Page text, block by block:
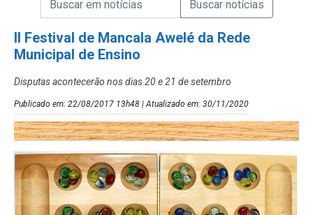
II Festival de Mancala Awelé da Rede
Municipal de Ensino
Disputas acontecerão nos dias 20 e 21 de setembro
Publicado em: 22/08/2017 13h48 | Atualizado em: 30/11/2020